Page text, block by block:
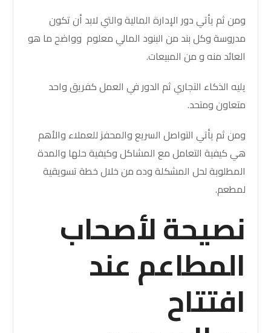
ومن ثم يأتي دور الإدارة المالية والتي لابد أن تكون
مدروسة وكل بند من البنود المالي معلوم وواضح ما هو
العائد منه و من المبيعات.
يليه الذكاء التجاري ثم الدور في العمل كفريق واحد
متعاون ومتحد.
ومن ثم يأتي التواصل السريع والمحفز للعملاء والأهم
هي كيفية التعامل مع المشاكل وكيفية حلها والمدة
المطلوبة لحل المشكلة وده من خلالخطة تسويقية
لمطعم.
نصيحة لأصحاب
المطاعم عند
افتتاح